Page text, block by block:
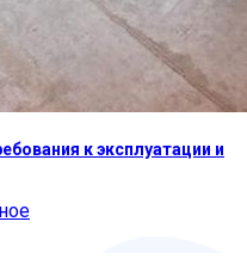
к эксплуатации и